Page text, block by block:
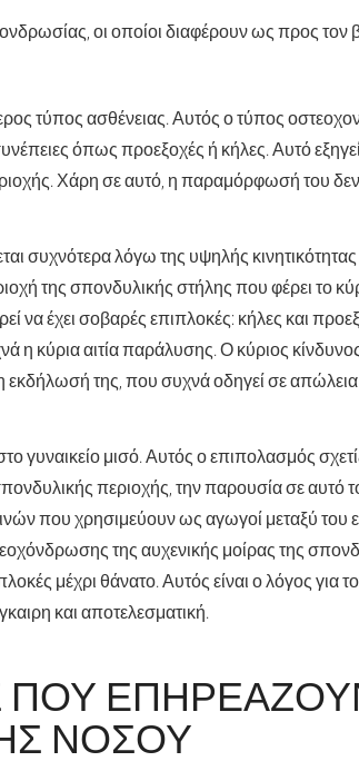
οι οποίοι διαφέρουν ως προς τον
τύπος ασθένειας. Αυτός ο τύπος
όπως προεξοχές ή κήλες. Αυτό
Χάρη σε αυτό, η παραμόρφωσή του
συχνότερα λόγω της υψηλής
της σπονδυλικής στήλης που φέρει το
να έχει σοβαρές επιπλοκές: κήλες και
η κύρια αιτία παράλυσης. Ο κύριος
εκδήλωσή της, που συχνά οδηγεί σε απώλεια
γυναικείο μισό. Αυτός ο επιπολασμός
περιοχής, την παρουσία σε αυτό
που χρησιμεύουν ως αγωγοί μεταξύ του
της αυχενικής μοίρας της
μέχρι θάνατο. Αυτός είναι ο λόγος για
και αποτελεσματική.
ΠΟΥ
ΝΌΣΟΥ